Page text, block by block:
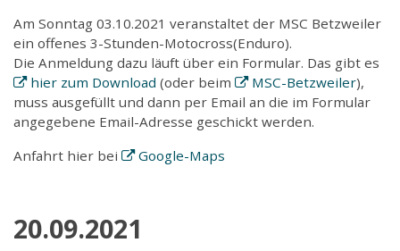
Am Sonntag 03.10.2021 veranstaltet der MSC Betzweiler
ein offenes 3-Stunden-Motocross(Enduro).
Die Anmeldung dazu läuft über ein Formular. Das gibt es
hier zum Download (oder beim MSC-Betzweiler),
muss ausgefüllt und dann per Email an die im Formular
angegebene Email-Adresse geschickt werden.
Anfahrt hier bei
Google-Maps
20.09.2021